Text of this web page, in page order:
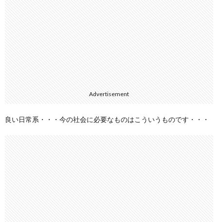
Advertisement
良い日常系・・・今の社会に必要なものはこういうものです・・・